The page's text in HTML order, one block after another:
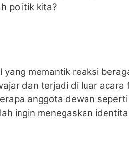
politik kita?
memantik reaksi
dan terjadi di luar acara
anggota dewan
ingin menegaskan